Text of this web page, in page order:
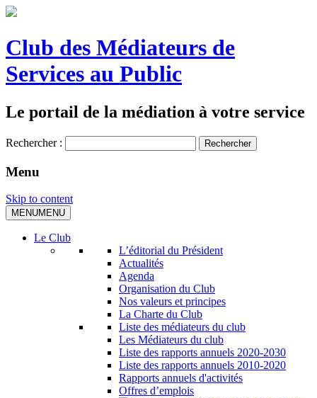
Club des Médiateurs de
Services au Public
Le portail de la médiation à votre service
Rechercher :
Menu
Skip to content
MENUMENU
Le Club
L’éditorial du Président
Actualités
Agenda
Organisation du Club
Nos valeurs et principes
La Charte du Club
Liste des médiateurs du club
Les Médiateurs du club
Liste des rapports annuels 2020-2030
Liste des rapports annuels 2010-2020
Rapports annuels d'activités
Offres d’emplois